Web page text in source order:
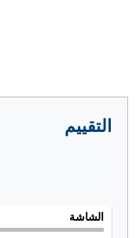
التقييم
الشاشة